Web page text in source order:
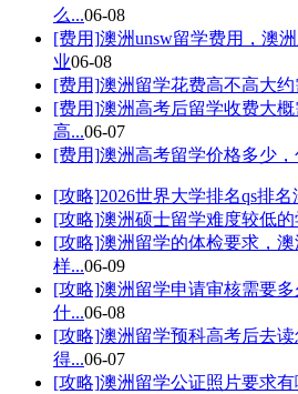
么...06-08
[费用]澳洲unsw留学费用，澳
业06-08
[费用]澳洲留学花费高不高大
[费用]澳洲高考后留学收费大
高...06-07
[费用]澳洲高考留学价格多少
[攻略]2026世界大学排名qs排
[攻略]澳洲硕士留学难度较低
[攻略]澳洲留学的体检要求，
样...06-09
[攻略]澳洲留学申请审核需要
什...06-08
[攻略]澳洲留学预科高考后去
得...06-07
[攻略]澳洲留学公证照片要求